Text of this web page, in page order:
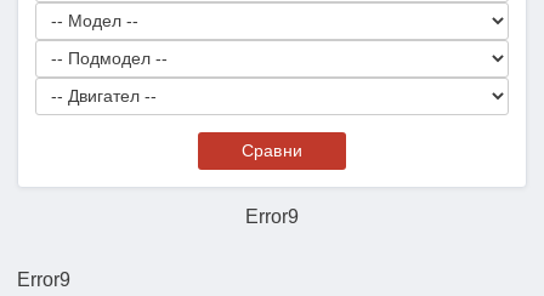
Error9
Сравни
Error9